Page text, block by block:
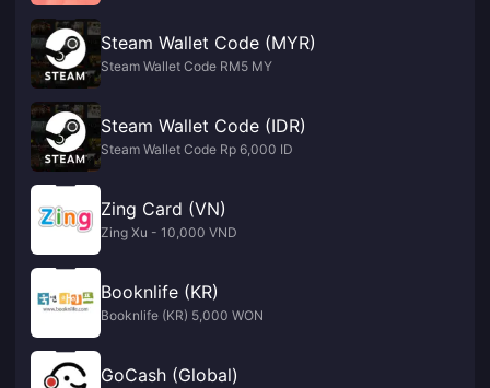
Steam Wallet Code (MYR)
Steam Wallet Code RM5 MY
Steam Wallet Code (IDR)
Steam Wallet Code Rp 6,000 ID
Zing Card (VN)
Zing Xu - 10,000 VND
Booknlife (KR)
Booknlife (KR) 5,000 WON
GoCash (Global)